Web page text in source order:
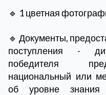
🔹 1 цветная
🔹 Документы,
поступления -
победителя
национальный или
об уровне знания